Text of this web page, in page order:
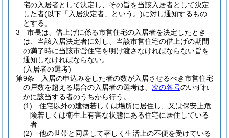
宅の入居者として決定し、その旨を当該入居者として決定
した者(以下「入居決定者」という。)に対し通知するもの
とする。
3
市長は、借上げに係る市営住宅の入居者を決定したとき
は、当該入居決定者に対し、当該市営住宅の借上げの期間
の満了時に当該市営住宅を明け渡さなければならない旨を
通知しなければならない。
(入居者の選考)
第9条
入居の申込みをした者の数が入居させるべき市営住宅
の戸数を超える場合の入居者の選考は、 次の各号のいずれ
かに該当する者のうちから行う。
(1)
住宅以外の建物若しくは場所に居住し、又は保安上危
険若しくは衛生上有害な状態にある住宅に居住している
者
(2)
他の世帯と同居して著しく生活上の不便を受けている